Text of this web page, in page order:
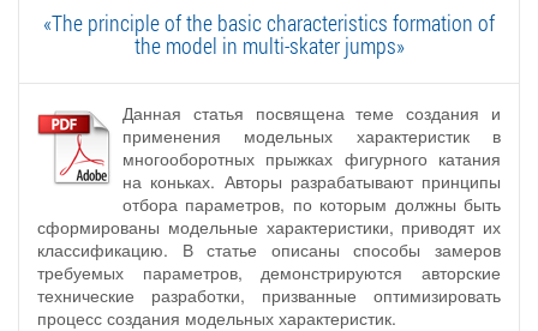
«The principle of the basic characteristics formation of
the model in multi-skater jumps»
Данная статья посвящена теме создания и
применения модельных характеристик в
многооборотных прыжках фигурного катания
на коньках. Авторы разрабатывают принципы
отбора параметров, по которым должны быть
сформированы модельные характеристики, приводят их
классификацию. В статье описаны способы замеров
требуемых параметров, демонстрируются авторские
технические разработки, призванные оптимизировать
процесс создания модельных характеристик.